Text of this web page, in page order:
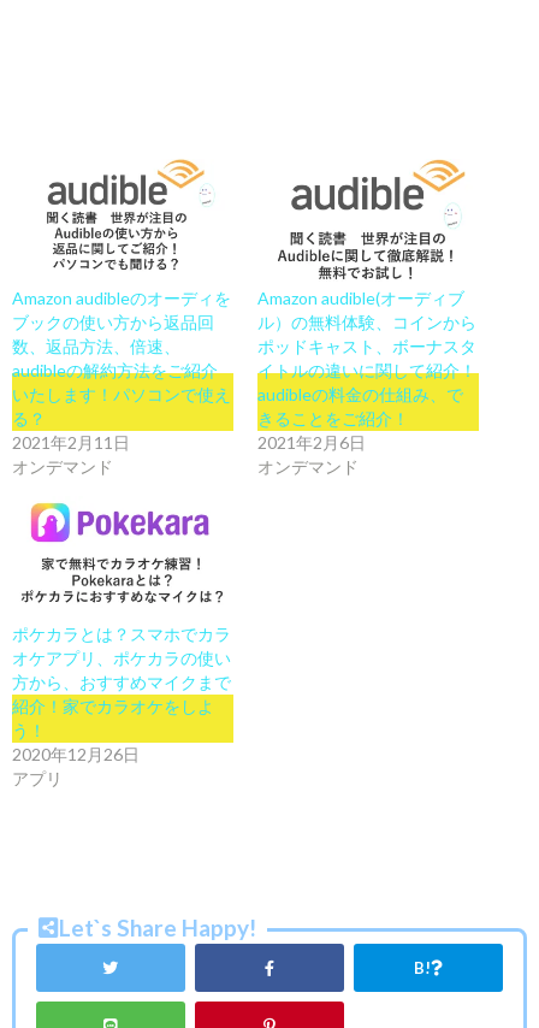
Amazon audibleのオーディを
ブックの使い方から返品回
数、返品方法、倍速、
audibleの解約方法をご紹介
いたします！パソコンで使え
る？
2021年2月11日
オンデマンド
Amazon audible(オーディブ
ル）の無料体験、コインから
ポッドキャスト、ボーナスタ
イトルの違いに関して紹介！
audibleの料金の仕組み、で
きることをご紹介！
2021年2月6日
オンデマンド
ポケカラとは？スマホでカラ
オケアプリ、ポケカラの使い
方から、おすすめマイクまで
紹介！家でカラオケをしよ
う！
2020年12月26日
アプリ
Let`s Share Happy!
B!